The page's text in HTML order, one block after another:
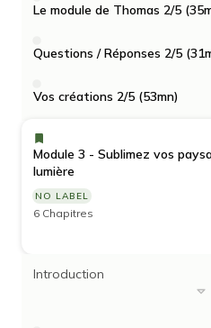
Le module de Thomas 2/5
Questions / Réponses 2/5
Vos créations 2/5 (53mn)
Module 3 - Sublimez vos
lumière
NO LABEL
6 Chapitres
Introduction